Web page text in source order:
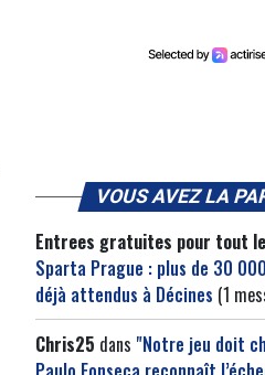
VOUS AVEZ LA
Entrees gratuites pour tout le
Sparta Prague : plus de 30
déjà attendus à Décines (1
Chris25 dans "Notre jeu doit